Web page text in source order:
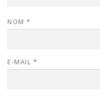
NOM *
E-MAIL *